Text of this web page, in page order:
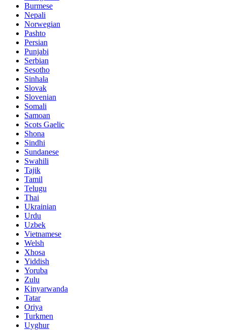
Burmese
Nepali
Norwegian
Pashto
Persian
Punjabi
Serbian
Sesotho
Sinhala
Slovak
Slovenian
Somali
Samoan
Scots Gaelic
Shona
Sindhi
Sundanese
Swahili
Tajik
Tamil
Telugu
Thai
Ukrainian
Urdu
Uzbek
Vietnamese
Welsh
Xhosa
Yiddish
Yoruba
Zulu
Kinyarwanda
Tatar
Oriya
Turkmen
Uyghur